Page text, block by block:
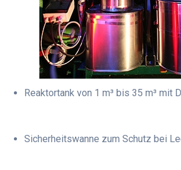
Reaktortank von 1 m³ bis 35 m³ mit
Sicherheitswanne zum Schutz bei